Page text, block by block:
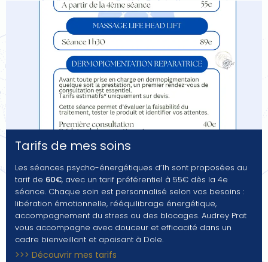
Tarifs de mes soins
Les séances psycho-énergétiques d’1h sont proposées au
tarif de 60€, avec un tarif préférentiel à 55€ dès la 4e
séance. Chaque soin est personnalisé selon vos besoins :
libération émotionnelle, rééquilibrage énergétique,
accompagnement du stress ou des blocages. Audrey Prat
vous accompagne avec douceur et efficacité dans un
cadre bienveillant et apaisant à Dole.
>>> Découvrir mes tarifs